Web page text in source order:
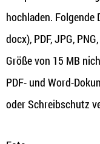
hochladen.
docx), PDF, JPG,
Größe von 15 MB
PDF- und Word-
oder Schreibschutz